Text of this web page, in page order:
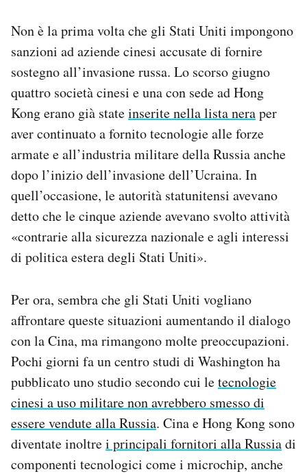
Non è la prima volta che gli Stati Uniti impongono
sanzioni ad aziende cinesi accusate di fornire
sostegno all’invasione russa. Lo scorso giugno
quattro società cinesi e una con sede ad Hong
Kong erano già stateinserite nella lista neraper
aver continuato a fornito tecnologie alle forze
armate e all’industria militare della Russia anche
dopo l’inizio dell’invasione dell’Ucraina. In
quell’occasione, le autorità statunitensi avevano
detto che le cinque aziende avevano svolto attività
«contrarie alla sicurezza nazionale e agli interessi
di politica estera degli Stati Uniti».
Per ora, sembra che gli Stati Uniti vogliano
affrontare queste situazioni aumentando il dialogo
con la Cina, ma rimangono molte preoccupazioni.
Pochi giorni fa un centro studi di Washington ha
pubblicato uno studio secondo cui letecnologie
cinesi a uso militare non avrebbero smesso di
essere vendute alla Russia. Cina e Hong Kong sono
diventate inoltrei principali fornitori alla Russiadi
componenti tecnologici come i microchip, anche